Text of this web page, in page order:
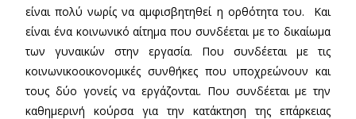
είναι πολύ νωρίς να αμφισβητηθεί η ορθότητα του. Και
είναι ένα κοινωνικό αίτημα που συνδέεται με το δικαίωμα
των γυναικών στην εργασία. Που συνδέεται με τις
κοινωνικοοικονομικές συνθήκες που υποχρεώνουν και
τους δύο γονείς να εργάζονται. Που συνδέεται με την
καθημερινή κούρσα για την κατάκτηση της επάρκειας